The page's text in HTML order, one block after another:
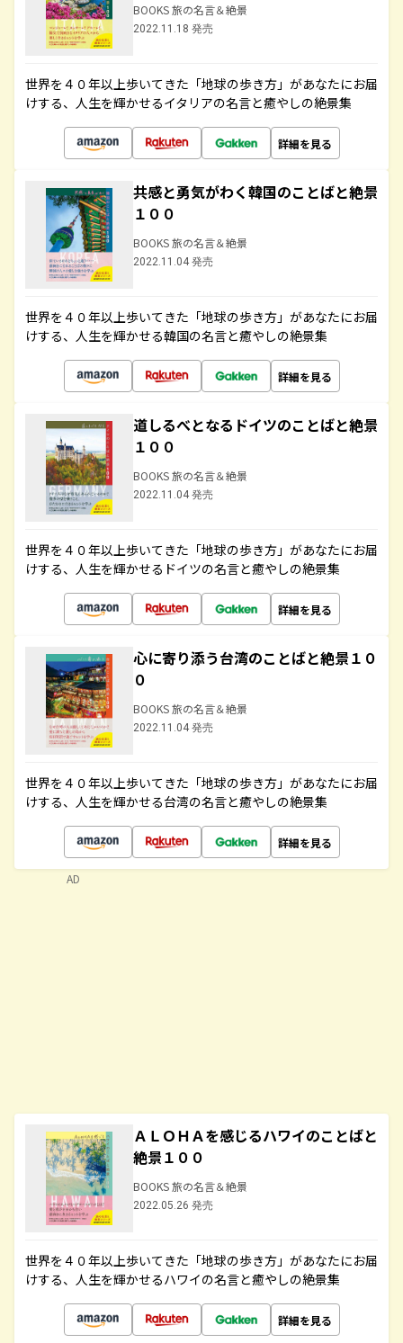
BOOKS 旅の名言＆絶景
2022.11.18 発売
世界を４０年以上歩いてきた「地球の歩き方」があなたにお届
けする、人生を輝かせるイタリアの名言と癒やしの絶景集
詳細を見る
共感と勇気がわく韓国のことばと絶景
１００
BOOKS 旅の名言＆絶景
2022.11.04 発売
世界を４０年以上歩いてきた「地球の歩き方」があなたにお届
けする、人生を輝かせる韓国の名言と癒やしの絶景集
詳細を見る
道しるべとなるドイツのことばと絶景
１００
BOOKS 旅の名言＆絶景
2022.11.04 発売
世界を４０年以上歩いてきた「地球の歩き方」があなたにお届
けする、人生を輝かせるドイツの名言と癒やしの絶景集
詳細を見る
心に寄り添う台湾のことばと絶景１０
０
BOOKS 旅の名言＆絶景
2022.11.04 発売
世界を４０年以上歩いてきた「地球の歩き方」があなたにお届
けする、人生を輝かせる台湾の名言と癒やしの絶景集
詳細を見る
ＡＬＯＨＡを感じるハワイのことばと
絶景１００
BOOKS 旅の名言＆絶景
2022.05.26 発売
世界を４０年以上歩いてきた「地球の歩き方」があなたにお届
けする、人生を輝かせるハワイの名言と癒やしの絶景集
詳細を見る
AD